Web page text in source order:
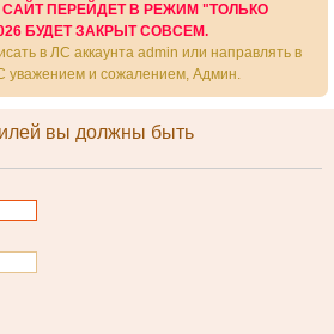
ПЕРЕЙДЕТ В РЕЖИМ "ТОЛЬКО
БУДЕТ ЗАКРЫТ СОВСЕМ.
в ЛС аккаунта admin или направлять в
уважением и сожалением, Админ.
вы должны быть